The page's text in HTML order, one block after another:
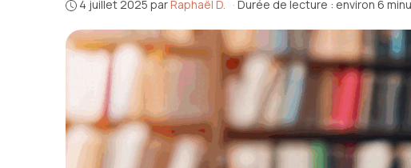
4 juillet 2025 parRaphaël D. · Durée de lecture : environ 6